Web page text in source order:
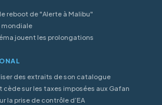
reboot de "Alerte à Malibu"
mondiale
jouent les prolongations
des extraits de son catalogue
cède sur les taxes imposées aux Gafan
la prise de contrôle d’EA